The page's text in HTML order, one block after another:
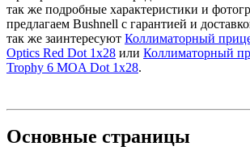
так же подробные характеристики и
предлагаем Bushnell с гарантией и
так же заинтересуют Коллиматорный
Optics Red Dot 1х28 или Коллиматорный
Trophy 6 MOA Dot 1х28.
Основные страницы